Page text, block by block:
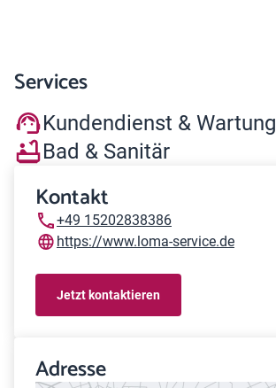
Services
Kundendienst & Wartung
Bad & Sanitär
Kontakt
+49 15202838386
https://www.loma-service.de
Jetzt kontaktieren
Adresse